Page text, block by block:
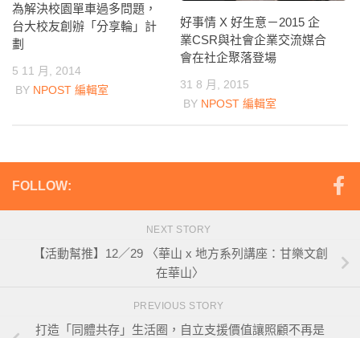
為解決校園單車過多問題，
台大校友創辦「分享輪」計
劃
5 11 月, 2014
BY NPOST 編輯室
好事情 X 好生意－2015 企
業CSR與社會企業交流媒合
會在社企聚落登場
31 8 月, 2015
BY NPOST 編輯室
FOLLOW:
NEXT STORY
【活動幫推】12／29 〈華山 x 地方系列講座：甘樂文創
在華山〉
PREVIOUS STORY
打造「同體共存」生活圈，自立支援價值讓照顧不再是